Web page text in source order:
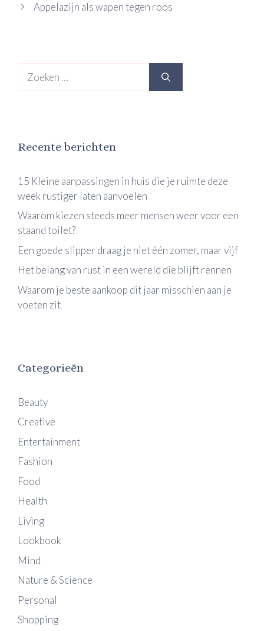
Appelazijn als wapen tegen roos
naar:
Recente berichten
15 Kleine aanpassingen in huis die je ruimte deze
week rustiger laten aanvoelen
Waarom kiezen steeds meer mensen weer voor een
staand toilet?
Een goede slipper draag je niet één zomer, maar vijf
Het belang van rust in een wereld die blijft rennen
Waarom je beste aankoop dit jaar misschien aan je
voeten zit
Categorieën
Beauty
Creative
Entertainment
Fashion
Food
Health
Living
Lookbook
Mind
Nature & Science
Personal
Shopping